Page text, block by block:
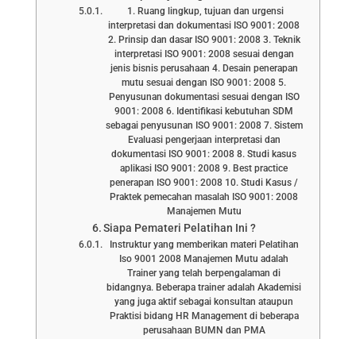
1. Ruang lingkup, tujuan dan urgensi
interpretasi dan dokumentasi ISO 9001: 2008
2. Prinsip dan dasar ISO 9001: 2008 3. Teknik
interpretasi ISO 9001: 2008 sesuai dengan
jenis bisnis perusahaan 4. Desain penerapan
mutu sesuai dengan ISO 9001: 2008 5.
Penyusunan dokumentasi sesuai dengan ISO
9001: 2008 6. Identifikasi kebutuhan SDM
sebagai penyusunan ISO 9001: 2008 7. Sistem
Evaluasi pengerjaan interpretasi dan
dokumentasi ISO 9001: 2008 8. Studi kasus
aplikasi ISO 9001: 2008 9. Best practice
penerapan ISO 9001: 2008 10. Studi Kasus /
Praktek pemecahan masalah ISO 9001: 2008
Manajemen Mutu
Siapa Pemateri Pelatihan Ini ?
Instruktur yang memberikan materi Pelatihan
Iso 9001 2008 Manajemen Mutu adalah
Trainer yang telah berpengalaman di
bidangnya. Beberapa trainer adalah Akademisi
yang juga aktif sebagai konsultan ataupun
Praktisi bidang HR Management di beberapa
perusahaan BUMN dan PMA